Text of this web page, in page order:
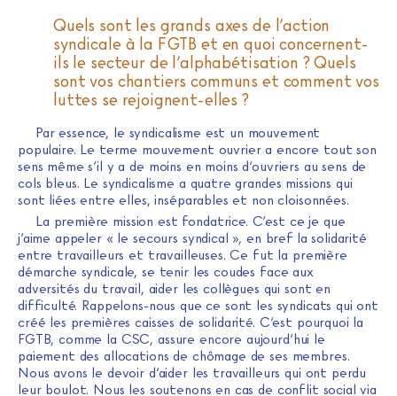
Quels sont les grands axes de l’action
syndicale à la FGTB et en quoi concernent-
ils le secteur de l’alphabétisation ? Quels
sont vos chantiers communs et comment vos
luttes se rejoignent-elles ?
Par essence, le syndicalisme est un mouvement
populaire. Le terme mouvement ouvrier a encore tout son
sens même s’il y a de moins en moins d’ouvriers au sens de
cols bleus. Le syndicalisme a quatre grandes missions qui
sont liées entre elles, inséparables et non cloisonnées.
La première mission est fondatrice. C’est ce je que
j’aime appeler « le secours syndical », en bref la solidarité
entre travailleurs et travailleuses. Ce fut la première
démarche syndicale, se tenir les coudes face aux
adversités du travail, aider les collègues qui sont en
difficulté. Rappelons-nous que ce sont les syndicats qui ont
créé les premières caisses de solidarité. C’est pourquoi la
FGTB, comme la CSC, assure encore aujourd’hui le
paiement des allocations de chômage de ses membres.
Nous avons le devoir d’aider les travailleurs qui ont perdu
leur boulot. Nous les soutenons en cas de conflit social via